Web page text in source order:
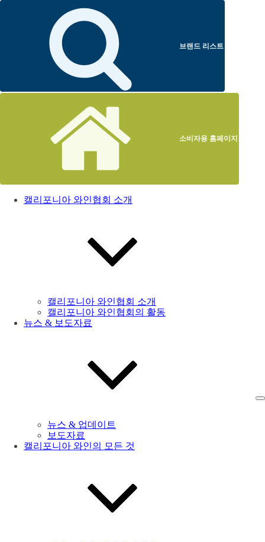
브랜드 리스트
소비자용 홈페이지
캘리포니아 와인협회 소개
캘리포니아 와인협회 소개
캘리포니아 와인협회의 활동
뉴스 & 보도자료
뉴스 & 업데이트
보도자료
캘리포니아 와인의 모든 것